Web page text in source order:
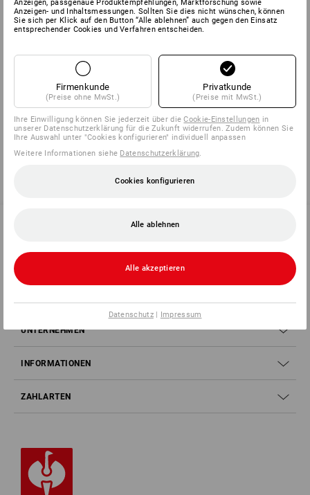
Fax
E-Mail Adresse
ausführen zu können.
Absenden
UNTERNEHMEN
INFORMATIONEN
ZAHLARTEN
Anzeigen, passgenaue Produktempfehlungen, Marktforschung sowie
Anzeigen- und Inhaltsmessungen. Sollten Sie dies nicht wünschen, können
Sie sich per Klick auf den Button “Alle ablehnen” auch gegen den Einsatz
entsprechender Cookies und Verfahren entscheiden.
Firmenkunde
(Preise ohne MwSt.)
Privatkunde
(Preise mit MwSt.)
Ihre Einwilligung können Sie jederzeit über dieCookie-Einstellungen in
unserer Datenschutzerklärung für die Zukunft widerrufen. Zudem können Sie
Ihre Auswahl unter "Cookies konfigurieren" individuell anpassen
Weitere Informationen siehe Datenschutzerklärung.
Cookies konfigurieren
Alle ablehnen
Alle akzeptieren
Datenschutz| Impressum